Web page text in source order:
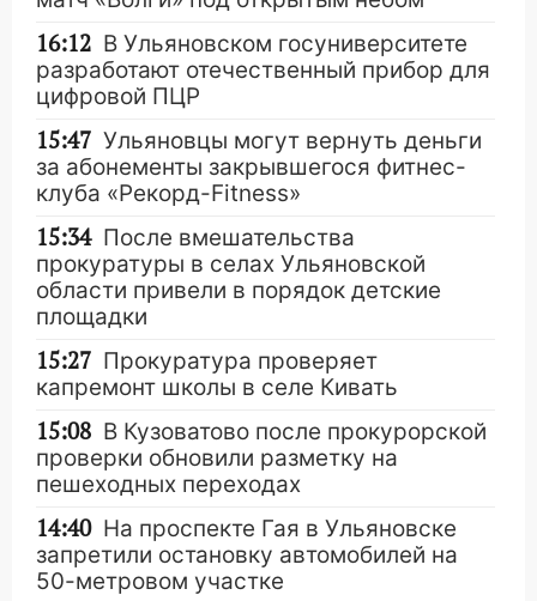
16:12 В Ульяновском госуниверситете
разработают отечественный прибор для
цифровой ПЦР
15:47 Ульяновцы могут вернуть деньги
за абонементы закрывшегося фитнес-
клуба «Рекорд-Fitness»
15:34 После вмешательства
прокуратуры в селах Ульяновской
области привели в порядок детские
площадки
15:27 Прокуратура проверяет
капремонт школы в селе Кивать
15:08 В Кузоватово после прокурорской
проверки обновили разметку на
пешеходных переходах
14:40 На проспекте Гая в Ульяновске
запретили остановку автомобилей на
50-метровом участке